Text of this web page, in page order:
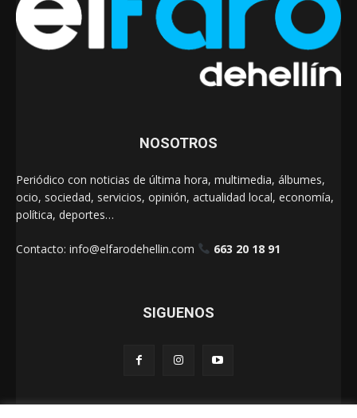
NOSOTROS
Periódico con noticias de última hora, multimedia, álbumes,
ocio, sociedad, servicios, opinión, actualidad local, economía,
política, deportes…
Contacto: info@elfarodehellin.com 663 20 18 91
SIGUENOS